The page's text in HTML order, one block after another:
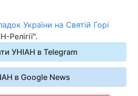
України на Святій Горі
Релігії".
УНІАН в Telegram
в Google News